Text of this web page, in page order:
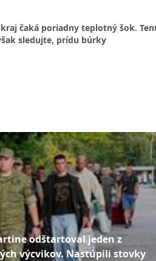
čaká poriadny teplotný šok.
sledujte, prídu búrky
odštartoval jeden z
výcvikov. Nastúpili stovky